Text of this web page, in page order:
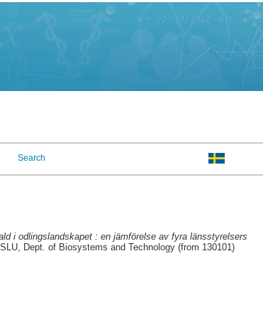
Search
i odlingslandskapet : en jämförelse av fyra länsstyrelsers
Dept. of Biosystems and Technology (from 130101)